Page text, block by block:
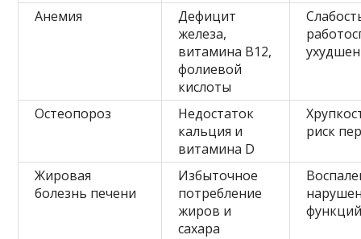
Анемия
Дефицит
железа,
витамина B12,
фолиевой
кислоты
Остеопороз
Недостаток
кальция и
витамина D
риск
Жировая
болезнь печени
Избыточное
потребление
жиров и
сахара